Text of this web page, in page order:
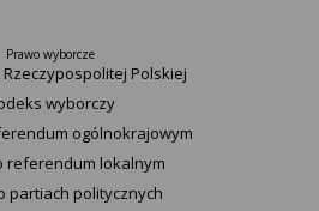
Prawo wyborcze
Polskiej​
wyborczy
ogólnokrajowym
referendum lokalnym
partiach politycznych